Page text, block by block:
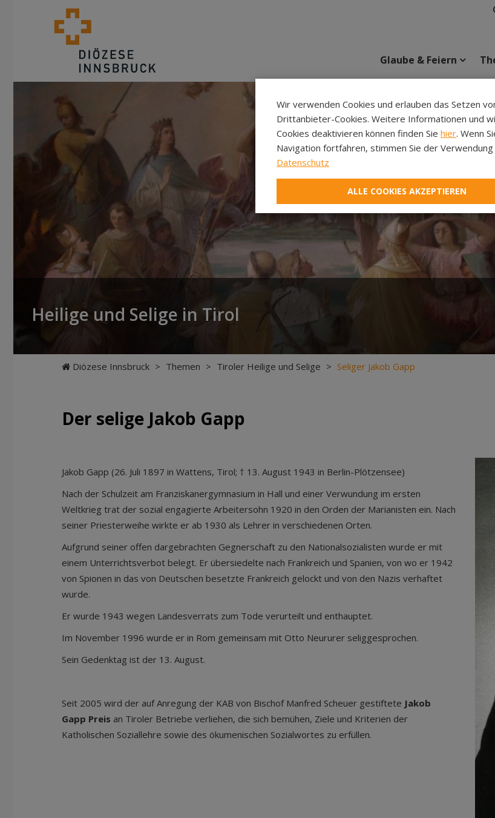
Glaube & Feiern
Heilige und Selige in Tirol
Diözese Innsbruck > Themen > Tiroler Heilige und Selige > Seliger Jakob Gapp
Der selige Jakob Gapp
Jakob Gapp (26. Juli 1897 in Wattens, Tirol; † 13. August 1943 in Berlin-Plötzensee)
Nach der Schulzeit am Franziskanergymnasium in Hall und einer Verwundung im ersten
Weltkrieg trat der sozial engagierte Arbeitersohn 1920 in den Orden der Marianisten ein. Nach
seiner Priesterweihe wirkte er ab 1930 als Lehrer in verschiedenen Orten.
Aufgrund seiner offen dargebrachten Gegnerschaft zu den Nationalsozialisten wurde er mit
einem Unterrichtsverbot belegt. Er übersiedelte nach Frankreich und Spanien, von wo er 1942
von Spionen in das von Deutschen besetzte Frankreich gelockt und von den Nazis verhaftet
wurde.
Er wurde 1943 wegen Landesverrats zum Tode verurteilt und enthauptet.
Im November 1996 wurde er in Rom gemeinsam mit Otto Neururer seliggesprochen.
Sein Gedenktag ist der 13. August.
Seit 2005 wird der auf Anregung der KAB von Bischof Manfred Scheuer gestiftete Jakob
Gapp Preis an Tiroler Betriebe verliehen, die sich bemühen, Ziele und Kriterien der
Katholischen Soziallehre sowie des ökumenischen Sozialwortes zu erfüllen.
Wir verwenden Cookies und erlauben das Setzen
Drittanbieter-Cookies. Weitere Informationen und
Cookies deaktivieren können finden Sie hier. Wenn
Navigation fortfahren, stimmen Sie der Verwendung
Datenschutz
ALLE COOKIES AKZEPTIEREN